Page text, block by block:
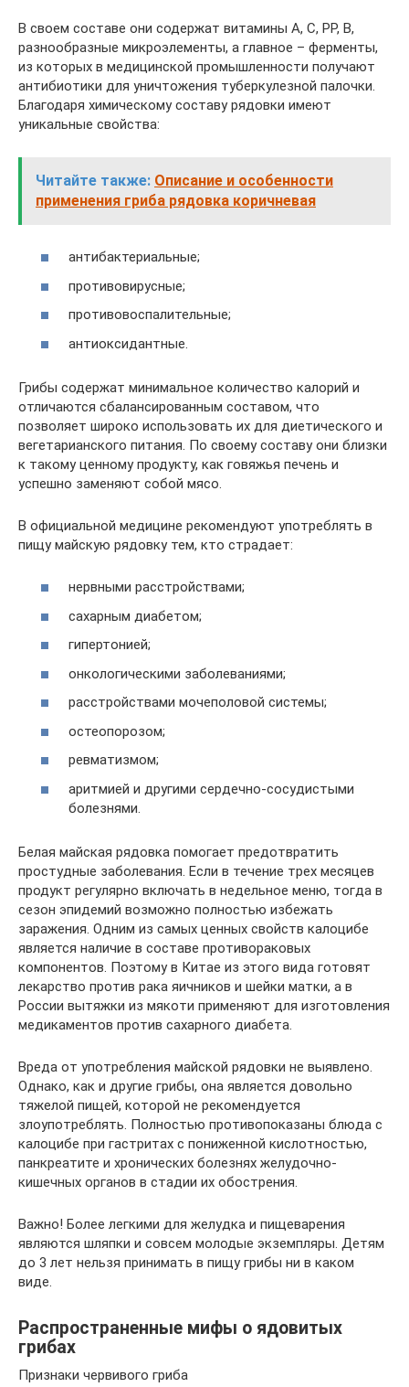
В своем составе они содержат витамины A, С, РР, В,
разнообразные микроэлементы, а главное – ферменты,
из которых в медицинской промышленности получают
антибиотики для уничтожения туберкулезной палочки.
Благодаря химическому составу рядовки имеют
уникальные свойства:
Читайте также: Описание и особенности
применения гриба рядовка коричневая
антибактериальные;
противовирусные;
противовоспалительные;
антиоксидантные.
Грибы содержат минимальное количество калорий и
отличаются сбалансированным составом, что
позволяет широко использовать их для диетического и
вегетарианского питания. По своему составу они близки
к такому ценному продукту, как говяжья печень и
успешно заменяют собой мясо.
В официальной медицине рекомендуют употреблять в
пищу майскую рядовку тем, кто страдает:
нервными расстройствами;
сахарным диабетом;
гипертонией;
онкологическими заболеваниями;
расстройствами мочеполовой системы;
остеопорозом;
ревматизмом;
аритмией и другими сердечно-сосудистыми
болезнями.
Белая майская рядовка помогает предотвратить
простудные заболевания. Если в течение трех месяцев
продукт регулярно включать в недельное меню, тогда в
сезон эпидемий возможно полностью избежать
заражения. Одним из самых ценных свойств калоцибе
является наличие в составе противораковых
компонентов. Поэтому в Китае из этого вида готовят
лекарство против рака яичников и шейки матки, а в
России вытяжки из мякоти применяют для изготовления
медикаментов против сахарного диабета.
Вреда от употребления майской рядовки не выявлено.
Однако, как и другие грибы, она является довольно
тяжелой пищей, которой не рекомендуется
злоупотреблять. Полностью противопоказаны блюда с
калоцибе при гастритах с пониженной кислотностью,
панкреатите и хронических болезнях желудочно-
кишечных органов в стадии их обострения.
Важно! Более легкими для желудка и пищеварения
являются шляпки и совсем молодые экземпляры. Детям
до 3 лет нельзя принимать в пищу грибы ни в каком
виде.
Распространенные мифы о ядовитых
грибах
Признаки червивого гриба